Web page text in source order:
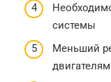
системы
Меньший